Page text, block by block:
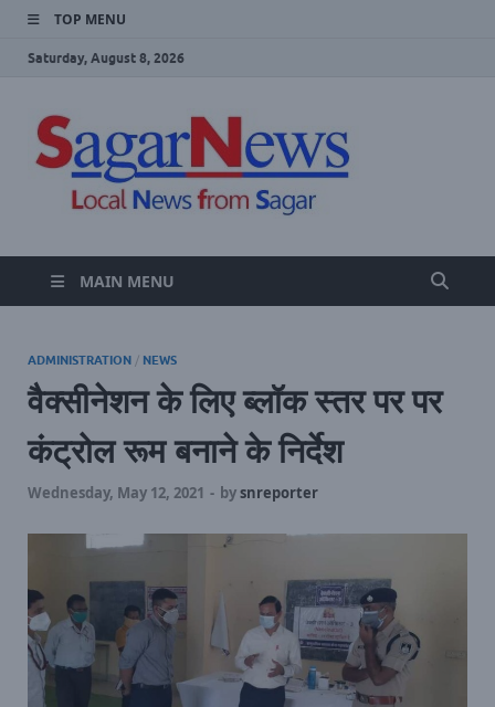
TOP MENU
Saturday, August 8, 2026
MAIN MENU
ADMINISTRATION / NEWS
वैक्सीनेशन के लिए ब्लॉक स्तर पर पर
कंट्रोल रूम बनाने के निर्देश
Wednesday, May 12, 2021 - bysnreporter